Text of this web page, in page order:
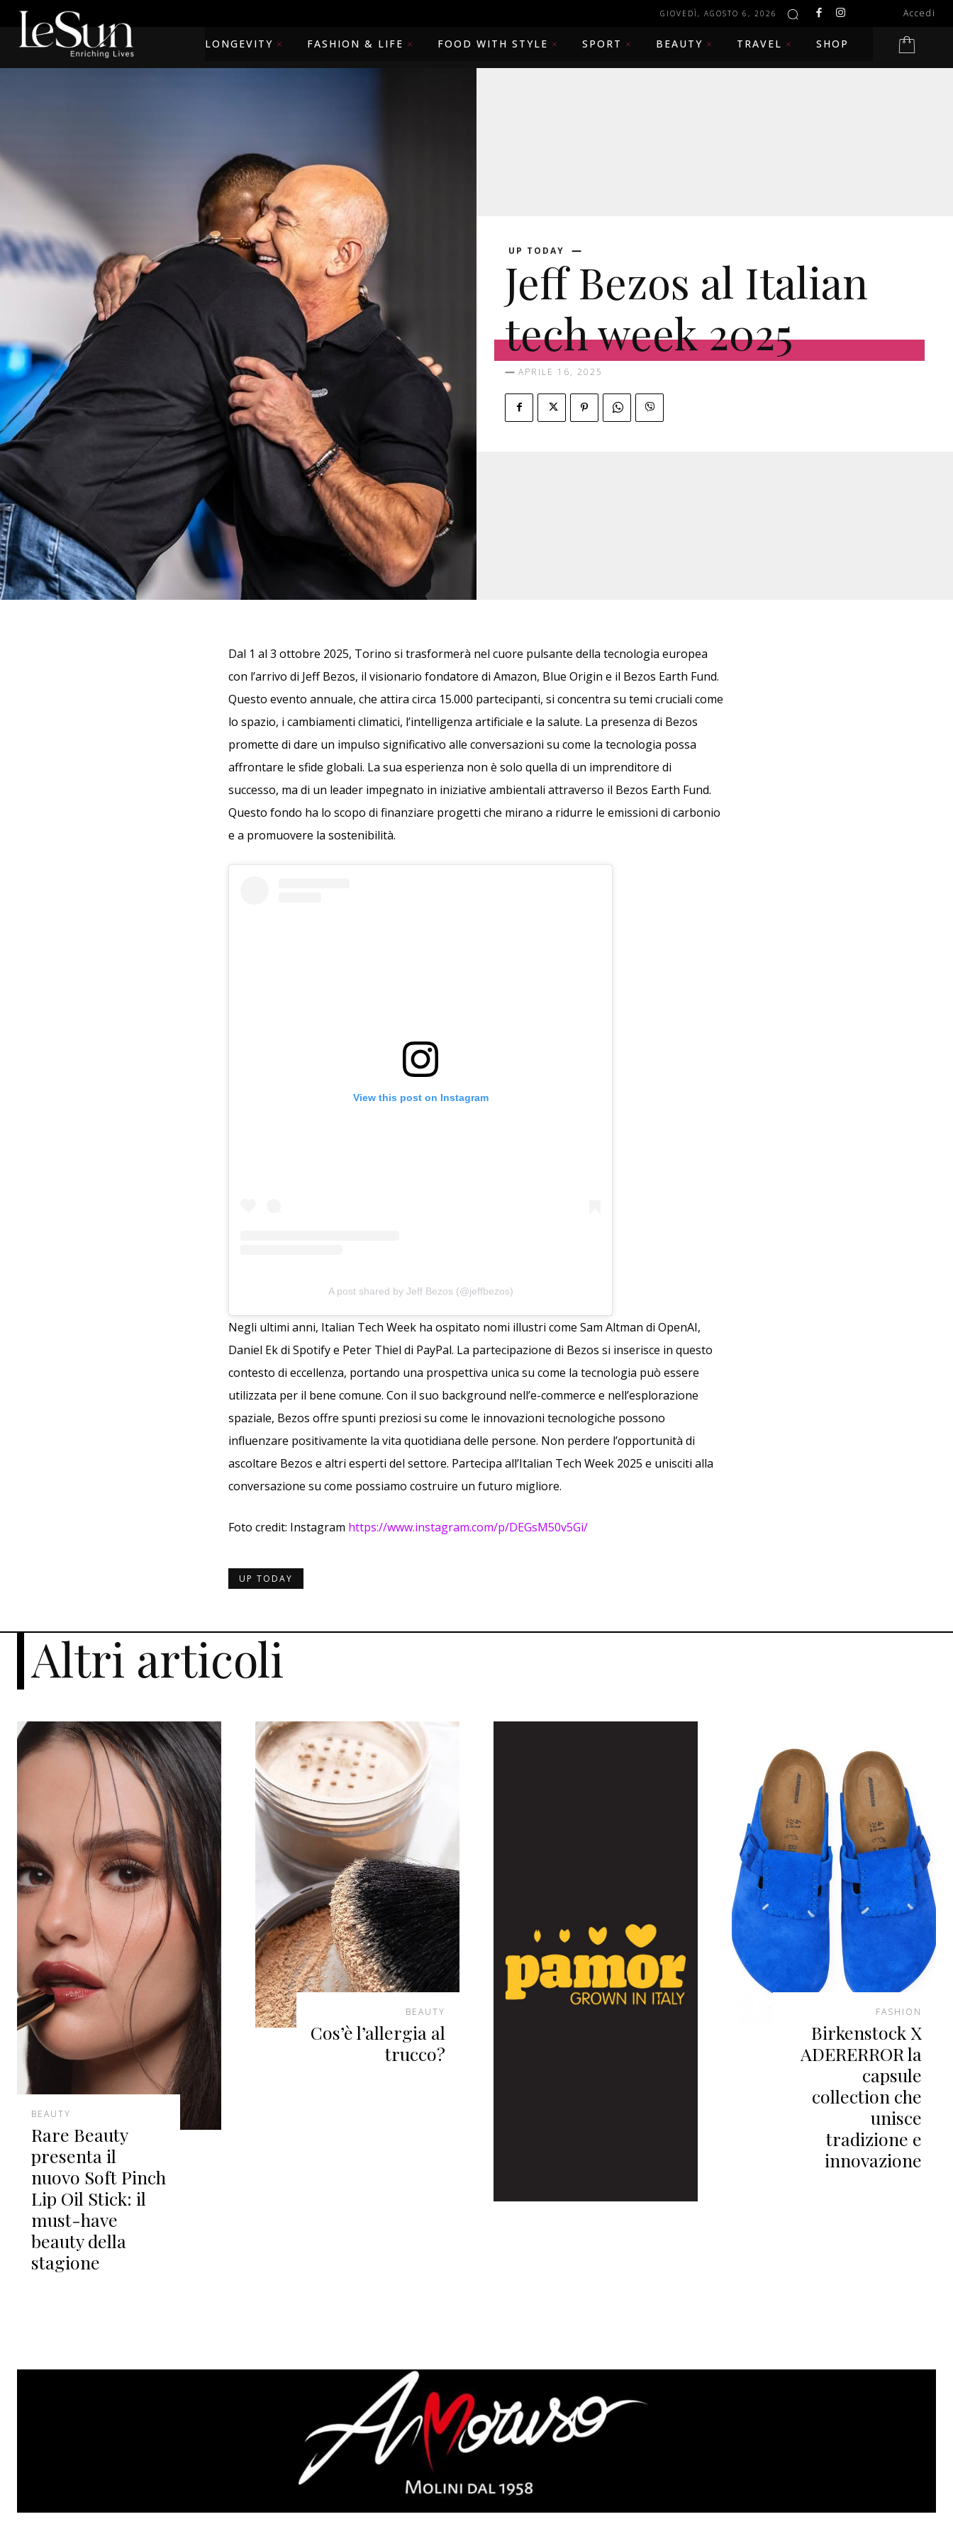
GIOVEDÌ, AGOSTO 6, 2026 Accedi
LONGEVITY FASHION & LIFE FOOD WITH STYLE SPORT BEAUTY TRAVEL SHOP
UP TODAY
Jeff Bezos al Italian
tech week 2025
APRILE 16, 2025
Dal 1 al 3 ottobre 2025, Torino si trasformerà nel cuore pulsante della tecnologia europea
con l’arrivo di Jeff Bezos, il visionario fondatore di Amazon, Blue Origin e il Bezos Earth Fund.
Questo evento annuale, che attira circa 15.000 partecipanti, si concentra su temi cruciali come
lo spazio, i cambiamenti climatici, l’intelligenza artificiale e la salute. La presenza di Bezos
promette di dare un impulso significativo alle conversazioni su come la tecnologia possa
affrontare le sfide globali. La sua esperienza non è solo quella di un imprenditore di
successo, ma di un leader impegnato in iniziative ambientali attraverso il Bezos Earth Fund.
Questo fondo ha lo scopo di finanziare progetti che mirano a ridurre le emissioni di carbonio
e a promuovere la sostenibilità.
View this post on Instagram
A post shared by Jeff Bezos (@jeffbezos)
Negli ultimi anni, Italian Tech Week ha ospitato nomi illustri come Sam Altman di OpenAI,
Daniel Ek di Spotify e Peter Thiel di PayPal. La partecipazione di Bezos si inserisce in questo
contesto di eccellenza, portando una prospettiva unica su come la tecnologia può essere
utilizzata per il bene comune. Con il suo background nell’e-commerce e nell’esplorazione
spaziale, Bezos offre spunti preziosi su come le innovazioni tecnologiche possono
influenzare positivamente la vita quotidiana delle persone. Non perdere l’opportunità di
ascoltare Bezos e altri esperti del settore. Partecipa all’Italian Tech Week 2025 e unisciti alla
conversazione su come possiamo costruire un futuro migliore.
Foto credit: Instagram https://www.instagram.com/p/DEGsM50v5Gi/
UP TODAY
Altri articoli
BEAUTY
Rare Beauty
presenta il
nuovo Soft Pinch
Lip Oil Stick: il
must-have
beauty della
stagione
BEAUTY
Cos’è l’allergia al
trucco?
FASHION
Birkenstock X
ADERERROR la
capsule
collection che
unisce
tradizione e
innovazione